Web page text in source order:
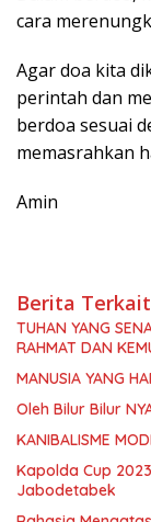
cara
Agar doa kita
perintah dan
berdoa sesuai
memasrahkan
Amin
Berita Terkait
TUHAN YANG
RAHMAT DAN
MANUSIA YANG
Oleh Bilur Bilur
KANIBALISME
Kapolda Cup
Jabodetabek